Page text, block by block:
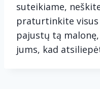
suteikiame,
praturtinkite
pajustų tą
jums, kad